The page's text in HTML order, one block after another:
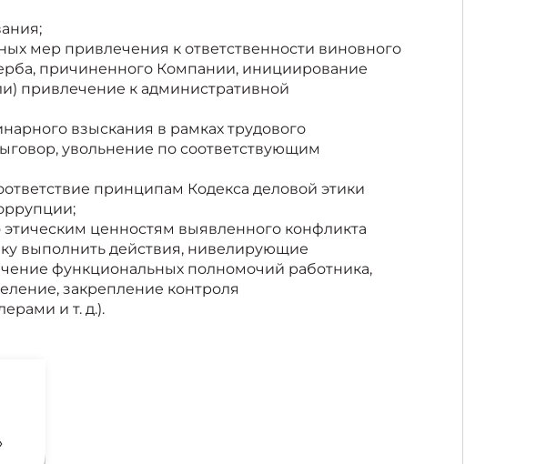
мер привлечения к ответственности виновного
причиненного Компании, инициирование
привлечение к административной
взыскания в рамках трудового
увольнение по соответствующим
принципам Кодекса деловой этики
ценностям выявленного конфликта
выполнить действия, нивелирующие
функциональных полномочий работника,
закрепление контроля
и т. д.).